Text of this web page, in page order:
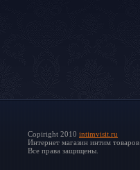
Copiright 2010 intimvisit.ru
Интернет магазин интим товаров
Все права защищены.